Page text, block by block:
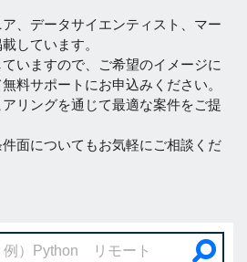
、データサイエンティスト、マー
しています。
いますので、ご希望のイメージに
料サポートにお申込みください。
リングを通じて最適な案件をご提
面についてもお気軽にご相談くだ